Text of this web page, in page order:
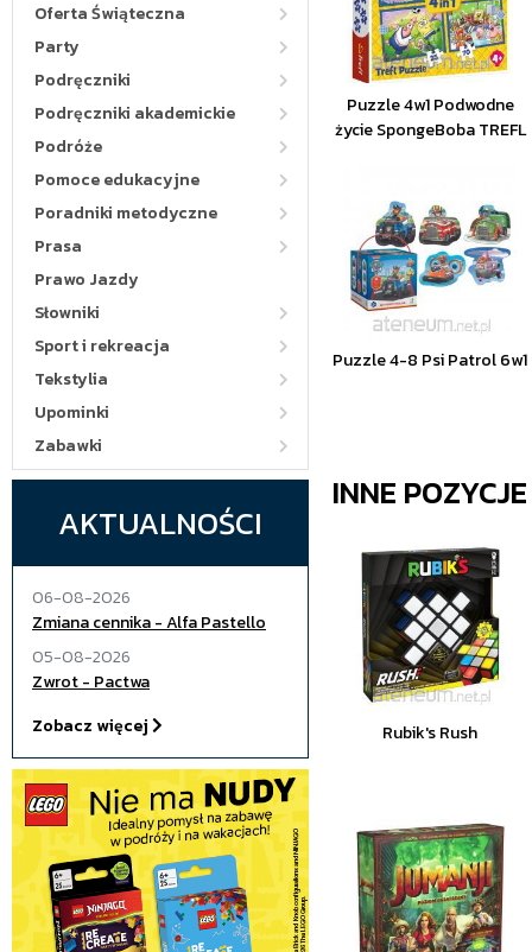
Oferta Świąteczna
Party
Podręczniki
Podręczniki akademickie
Podróże
Pomoce edukacyjne
Poradniki metodyczne
Prasa
Prawo Jazdy
Słowniki
Sport i rekreacja
Tekstylia
Upominki
Zabawki
AKTUALNOŚCI
06-08-2026
Zmiana cennika - Alfa Pastello
05-08-2026
Zwrot - Pactwa
Zobacz więcej
Puzzle 4w1 Podwodne
życie SpongeBoba TREFL
Puzzle 4-8 Psi Patrol 6w1
INNE
Rubik's Rush